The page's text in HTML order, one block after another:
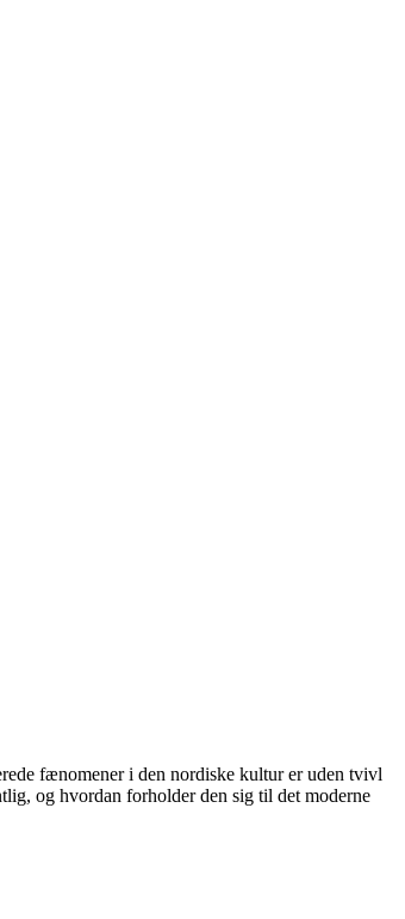
fænomener i den nordiske kultur er uden tvivl
og hvordan forholder den sig til det moderne